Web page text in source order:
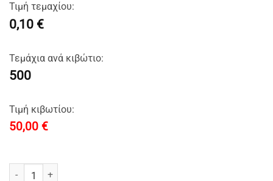
Τιμή τεμαχίου:
0,10 €
Τεμάχια ανά κιβώτιο:
500
Τιμή κιβωτίου:
50,00 €
SEA & SKY ECONOMY-Σαμπουαν/Shampoo σε σωληναριο 20ml με